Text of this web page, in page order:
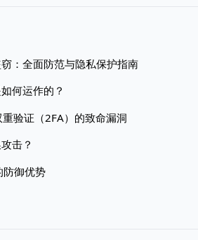
：全面防范与隐私保护指南
何运作的？
验证（2FA）的致命漏洞
击？
防御优势